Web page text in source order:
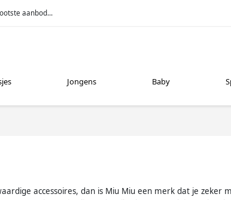
aanbod...
Jongens Baby
accessoires, dan is Miu Miu een merk dat je